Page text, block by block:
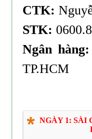
CTK:
STK:
Ngân hàng:
TP.HCM
NGÀY 1: SÀI